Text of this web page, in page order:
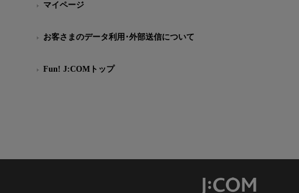
マイページ
お客さまのデータ利用･外部送信について
Fun! J:COMトップ